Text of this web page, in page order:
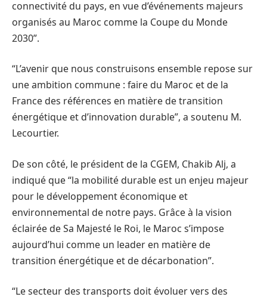
connectivité du pays, en vue d’événements majeurs
organisés au Maroc comme la Coupe du Monde
2030”.
“L’avenir que nous construisons ensemble repose sur
une ambition commune : faire du Maroc et de la
France des références en matière de transition
énergétique et d’innovation durable”, a soutenu M.
Lecourtier.
De son côté, le président de la CGEM, Chakib Alj, a
indiqué que “la mobilité durable est un enjeu majeur
pour le développement économique et
environnemental de notre pays. Grâce à la vision
éclairée de Sa Majesté le Roi, le Maroc s’impose
aujourd’hui comme un leader en matière de
transition énergétique et de décarbonation”.
“Le secteur des transports doit évoluer vers des